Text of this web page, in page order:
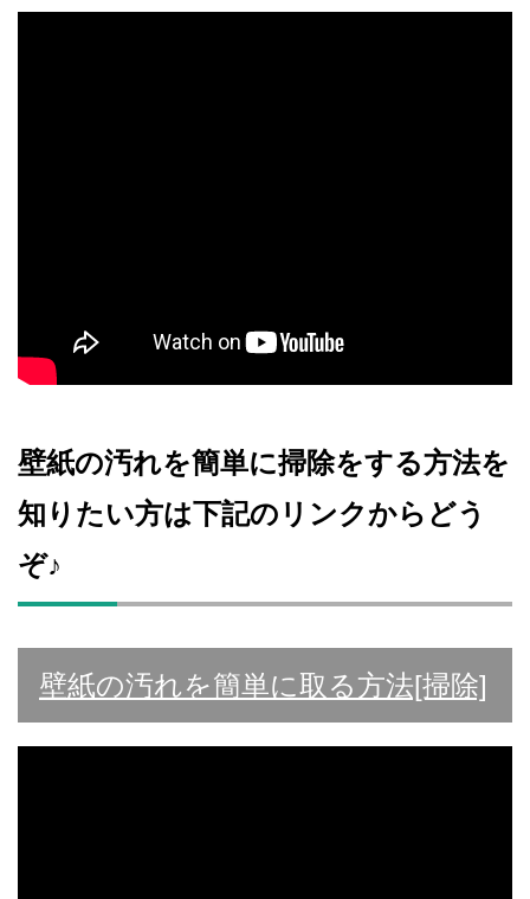
壁紙の汚れを簡単に掃除をする方法を
知りたい方は下記のリンクからどう
ぞ♪
壁紙の汚れを簡単に取る方法[掃除]